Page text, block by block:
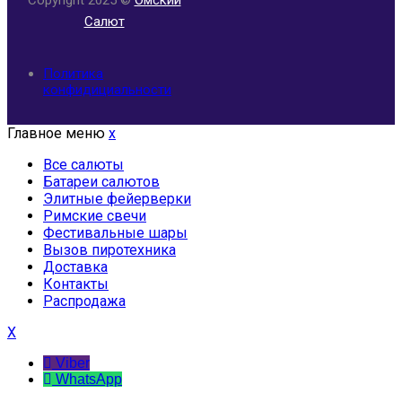
Салют
Политика
конфидициальности
Главное меню x
Все салюты
Батареи салютов
Элитные фейерверки
Римские свечи
Фестивальные шары
Вызов пиротехника
Доставка
Контакты
Распродажа
X
Viber
WhatsApp